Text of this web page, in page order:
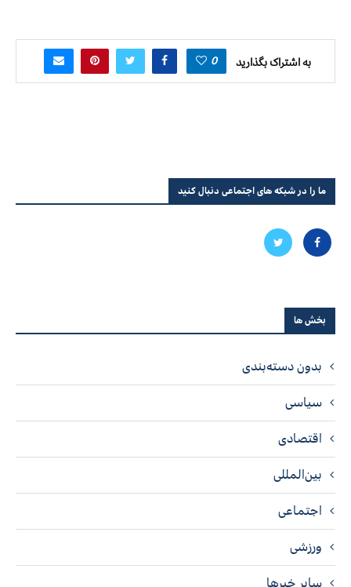
به اشتراک بگذارید 0
ما را در شبکه های اجتماعی دنبال کنید
بخش ها
بدون دسته‌بندی
سیاسی
اقتصادی
بین‌المللی
اجتماعی
ورزشی